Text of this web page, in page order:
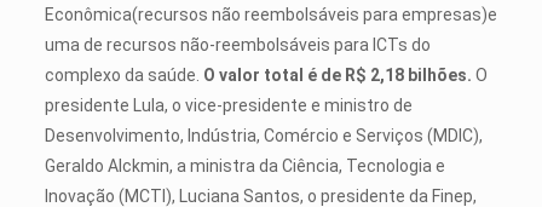
Econômica(recursos não reembolsáveis para empresas)e
uma de recursos não-reembolsáveis para ICTs do
complexo da saúde. O valor total é de R$ 2,18 bilhões. O
presidente Lula, o vice-presidente e ministro de
Desenvolvimento, Indústria, Comércio e Serviços (MDIC),
Geraldo Alckmin, a ministra da Ciência, Tecnologia e
Inovação (MCTI), Luciana Santos, o presidente da Finep,